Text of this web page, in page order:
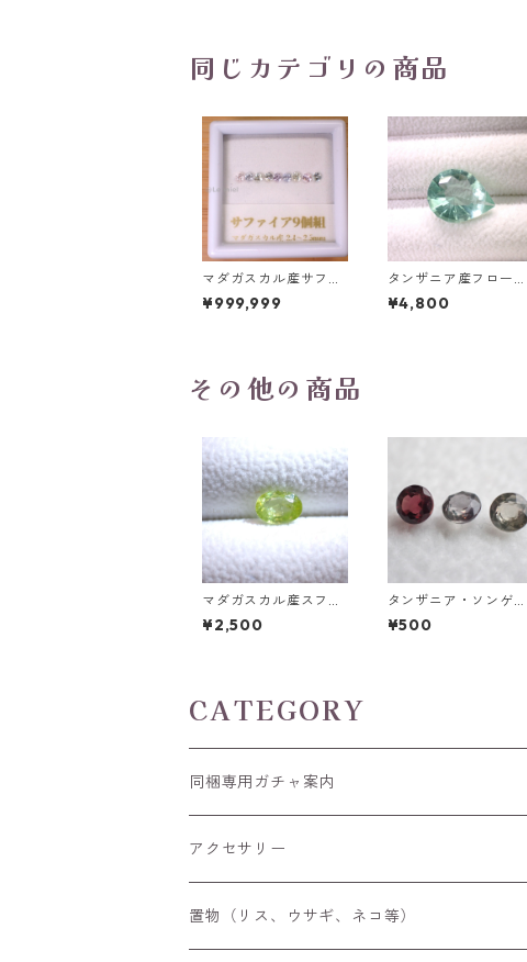
同じカテゴリの商品
マダガスカル産サファ
イア ルース 9個組 2.4
～2.5mm
¥999,999
タンザニア産フローラ
イト(蛍光) ペアシェイ
プカットルース 5.46c
¥4,800
その他の商品
マダガスカル産スフェ
ーン オーバルカットル
ース 0.86ct 6.7mm*
¥2,500
タンザニア・ソンゲア
産非加熱サファイア ラ
ウンドカットルース 0.
¥500
CATEGORY
同梱専用ガチャ案内
アクセサリー
空枠
置物（リス、ウサギ、ネコ等）